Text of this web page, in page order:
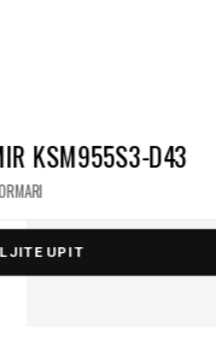
KSM955S3-D43
UPIT